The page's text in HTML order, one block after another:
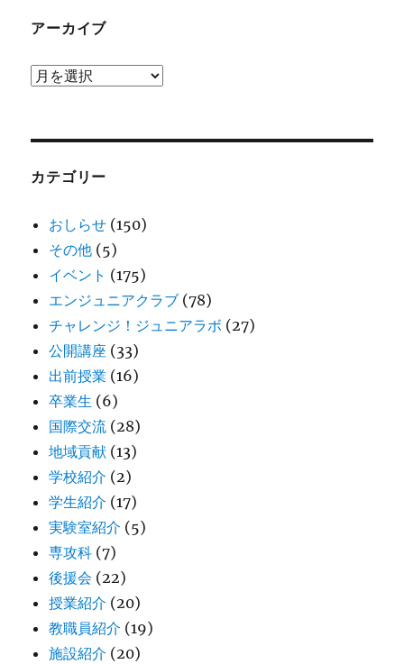
アーカイブ
ア
ブ
カテゴリー
おしらせ (150)
その他 (5)
イベント (175)
エンジュニアクラブ (78)
チャレンジ！ジュニアラボ (27)
公開講座 (33)
出前授業 (16)
卒業生 (6)
国際交流 (28)
地域貢献 (13)
学校紹介 (2)
学生紹介 (17)
実験室紹介 (5)
専攻科 (7)
後援会 (22)
授業紹介 (20)
教職員紹介 (19)
施設紹介 (20)